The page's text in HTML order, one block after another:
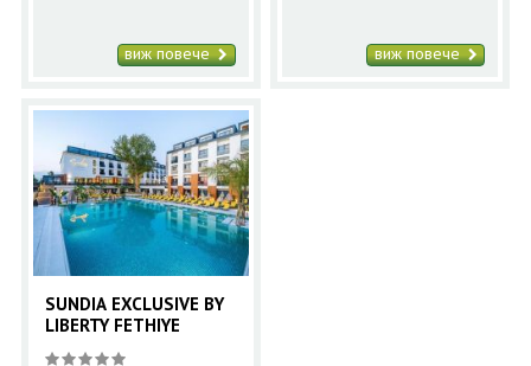
виж повече виж повече
SUNDIA EXCLUSIVE BY
LIBERTY FETHIYE